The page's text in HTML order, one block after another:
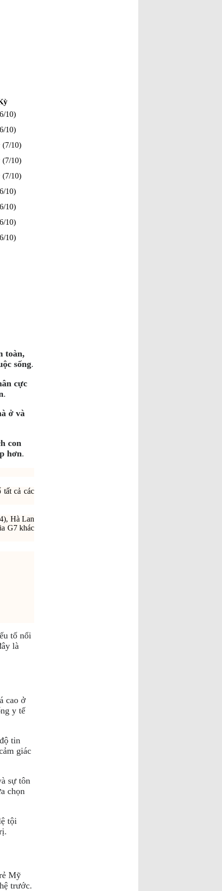
10)
10)
(7/10)
(7/10)
(7/10)
10)
10)
10)
10)
toàn,
sống.
cực
.
ở và
con
hơn.
tất cả các
Hà Lan
G7 khác
tố nổi
là
cao ở
y tế
tin
giác
sự tôn
chọn
tội
Mỹ
trước.